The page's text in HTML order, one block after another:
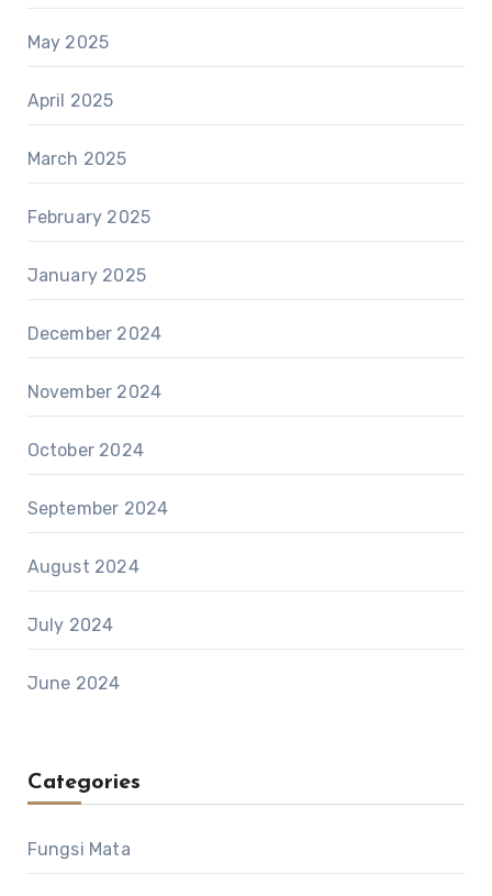
May 2025
April 2025
March 2025
February 2025
January 2025
December 2024
November 2024
October 2024
September 2024
August 2024
July 2024
June 2024
Categories
Fungsi Mata